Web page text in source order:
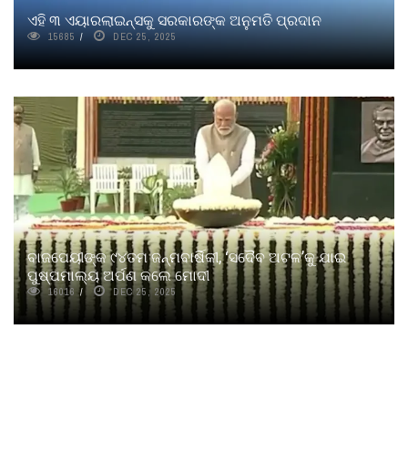
ଏହି ୩ ଏୟାରଲାଇନ୍ସକୁ ସରକାରଙ୍କ ଅନୁମତି ପ୍ରଦାନ
15685 DEC 25, 2025
ବାଜପେୟୀଙ୍କ ୯୪ତମ ଜନ୍ମବାର୍ଷିକୀ, ‘ସଦୈବ ଅଟଳ’କୁ ଯାଇ
ପୁଷ୍ପମାଲ୍ୟ ଅର୍ପଣ କଲେ ମୋଦୀ
16016 DEC 25, 2025